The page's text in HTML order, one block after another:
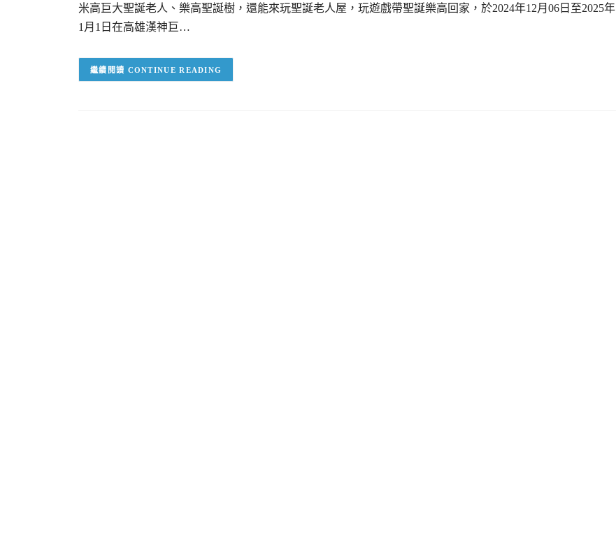
米高巨大聖誕老人、樂高聖誕樹，還能來玩聖誕老人屋，玩遊戲帶聖誕樂高回家，於2024年12月06日至2025年
1月1日在高雄漢神巨…
CONTINUE READING